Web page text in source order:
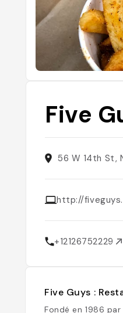
Five
56 W 14th St,
http://
+12126752229
Five Guys :
Fondé en 1986